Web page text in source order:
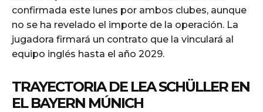
confirmada este lunes por ambos clubes, aunque
no se ha revelado el importe de la operación. La
jugadora firmará un contrato que la vinculará al
equipo inglés hasta el año 2029.
TRAYECTORIA DE LEA SCHÜLLER EN
EL BAYERN MÚNICH